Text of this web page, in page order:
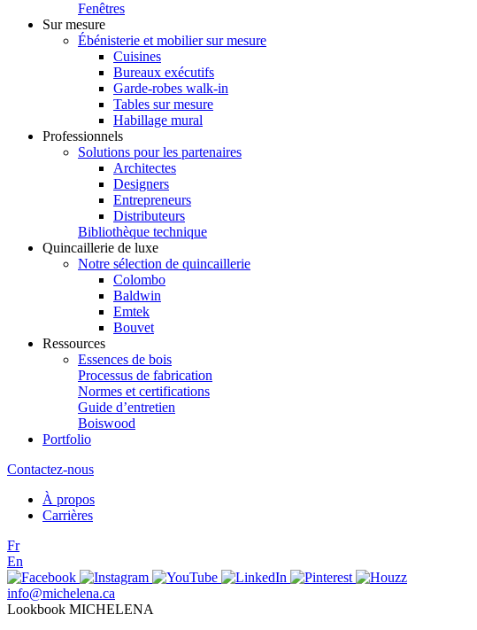
Fenêtres
Sur mesure
Ébénisterie et mobilier sur mesure
Cuisines
Bureaux exécutifs
Garde-robes walk-in
Tables sur mesure
Habillage mural
Professionnels
Solutions pour les partenaires
Architectes
Designers
Entrepreneurs
Distributeurs
Bibliothèque technique
Quincaillerie de luxe
Notre sélection de quincaillerie
Colombo
Baldwin
Emtek
Bouvet
Ressources
Essences de bois
Processus de fabrication
Normes et certifications
Guide d’entretien
Boiswood
Portfolio
Contactez-nous
À propos
Carrières
Fr
En
info@michelena.ca
Lookbook MICHELENA